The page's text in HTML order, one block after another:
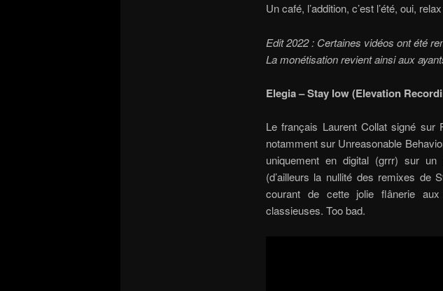
Un café, l’addition, c’est l’été, oui,
Edit 2022 : Certaines vidéos ont été
La monétisation revient ainsi aux
Elegia – Stay low (Elevation
Le français Laurent Collat signé sur
notamment sur Unreasonable
uniquement en digital (grrr) sur un
(d’ailleurs la nullité des remixes de
courant de cette jolie flânerie
classieuses. Too bad.